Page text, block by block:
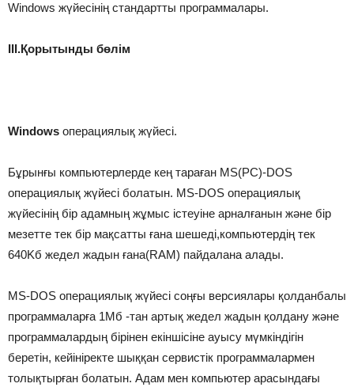
Windows жүйесінің стандартты программалары.
III.Қорытынды бөлім
Windows операциялық жүйесі.
Бұрынғы компьютерлерде кең тараған MS(PC)-DOS
операциялық жүйесі болатын. MS-DOS операциялық
жүйесінің бір адамның жұмыс істеуіне арналғанын және бір
мезетте тек бір мақсатты ғана шешеді,компьютердің тек
640Kб жедел жадын ғана(RAM) пайдалана алады.
MS-DOS операциялық жүйесі соңғы версиялары қолданбалы
программаларға 1Mб -тан артық жедел жадын қолдану және
программалардың бірінен екіншісіне ауысу мүмкіндігін
беретін, кейініректе шыққан сервистік программалармен
толықтырған болатын. Адам мен компьютер арасындағы